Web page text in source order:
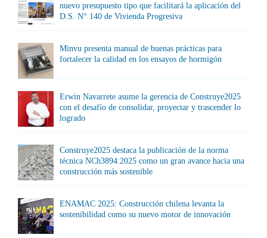
nuevo presupuesto tipo que facilitará la aplicación del
D.S. N° 140 de Vivienda Progresiva
Minvu presenta manual de buenas prácticas para
fortalecer la calidad en los ensayos de hormigón
Erwin Navarrete asume la gerencia de Construye2025
con el desafío de consolidar, proyectar y trascender lo
logrado
Construye2025 destaca la publicación de la norma
técnica NCh3894:2025 como un gran avance hacia una
construcción más sostenible
ENAMAC 2025: Construcción chilena levanta la
sostenibilidad como su nuevo motor de innovación